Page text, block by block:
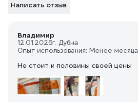
Написать отзыв
Владимир
12.01.2026г. Дубна
Опыт использования: Менее месяца
Не стоит и половины своей цены